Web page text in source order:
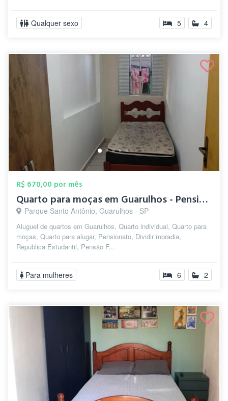
Qualquer sexo 5 4
R$ 670,00 por mês
Quarto para moças em Guarulhos - Pension...
Parque Santo Antônio, Guarulhos - SP
Aluguel de quartos em Guarulhos, Quarto individual, Quarto para
moças, Quarto para alugar, Pensionato, Dividir moradia,
Republica Estudantil, Pensão F...
Para mulheres 6 2